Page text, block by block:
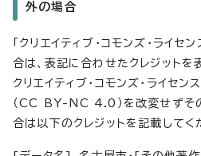
外の場合
「クリエイティブ・コモンズ・ライ
合は、表記に合わせたクレジットを
クリエイティブ・コモンズ・ライセ
（CC BY-NC 4.0）を改変せずそ
合は以下のクレジットを記載してく